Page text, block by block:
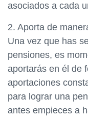
asociados a cada
2. Aporta de
Una vez que has
pensiones, es
aportarás en él de
aportaciones
para lograr una
antes empieces a